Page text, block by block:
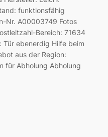
funktionsfähig
Nr. A00003749 Fotos
Bereich: 71634
ebenerdig Hilfe beim
aus der Region:
für Abholung Abholung